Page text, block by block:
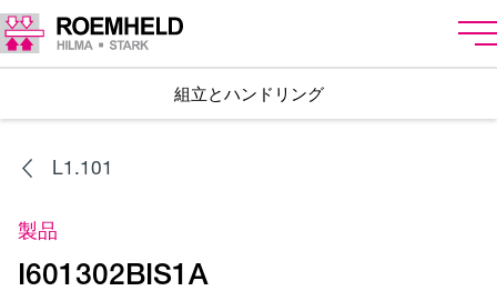
組立とハンドリング
L1.101
製品
I601302BIS1A